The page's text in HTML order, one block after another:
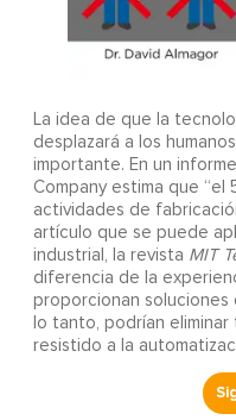
La idea de que la
desplazará a los
importante. En un
Company estima que
actividades de
artículo que se puede
industrial, la revista MIT
diferencia de la
proporcionan soluciones
lo tanto, podrían
resistido a la